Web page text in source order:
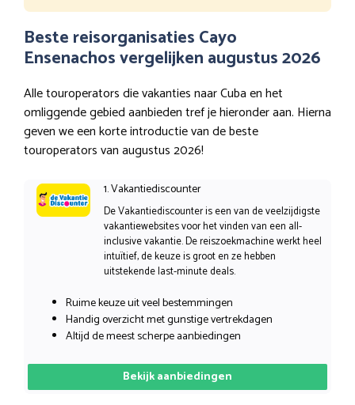
Beste reisorganisaties Cayo
Ensenachos vergelijken augustus 2026
Alle touroperators die vakanties naar Cuba en het
omliggende gebied aanbieden tref je hieronder aan. Hierna
geven we een korte introductie van de beste
touroperators van augustus 2026!
1. Vakantiediscounter
De Vakantiediscounter is een van de veelzijdigste
vakantiewebsites voor het vinden van een all-
inclusive vakantie. De reiszoekmachine werkt heel
intuïtief, de keuze is groot en ze hebben
uitstekende last-minute deals.
Ruime keuze uit veel bestemmingen
Handig overzicht met gunstige vertrekdagen
Altijd de meest scherpe aanbiedingen
Bekijk aanbiedingen